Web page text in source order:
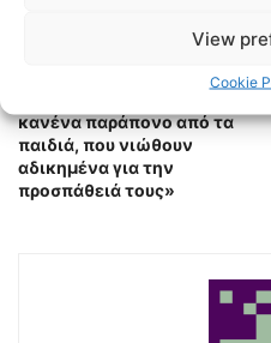
View
Cookie
κανένα παράπονο από τα
παιδιά, που νιώθουν
αδικημένα για την
προσπάθειά τους»